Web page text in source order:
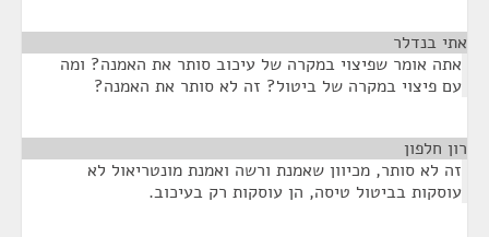
אתי בנדלר
אתה אומר שפיצוי במקרה של עיכוב סותר את האמנה? ומה
עם פיצוי במקרה של ביטול? זה לא סותר את האמנה?
רון חלפון
זה לא סותר, מכיוון שאמנת ורשה ואמנת מונטריאול לא
עוסקות בביטול טיסה, הן עוסקות רק בעיכוב.